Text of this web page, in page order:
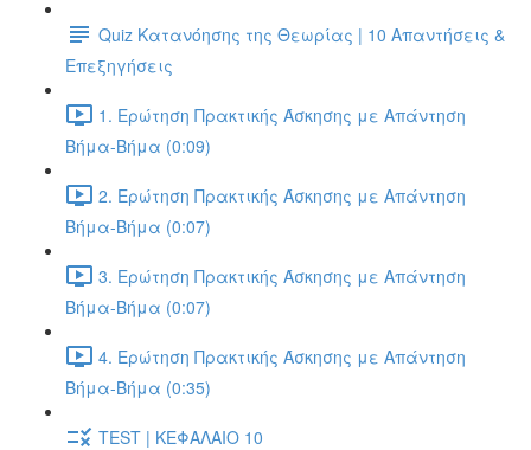
Quiz Κατανόησης της Θεωρίας | 10 Απαντήσεις &
Επεξηγήσεις
1. Ερώτηση Πρακτικής Άσκησης με Απάντηση
Βήμα-Βήμα (0:09)
2. Ερώτηση Πρακτικής Άσκησης με Απάντηση
Βήμα-Βήμα (0:07)
3. Ερώτηση Πρακτικής Άσκησης με Απάντηση
Βήμα-Βήμα (0:07)
4. Ερώτηση Πρακτικής Άσκησης με Απάντηση
Βήμα-Βήμα (0:35)
TEST | ΚΕΦΑΛΑΙΟ 10